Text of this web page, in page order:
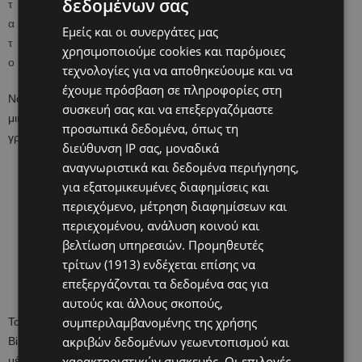
Νοσοκομείο της Καλιφόρνιας ανακοίνωσε τη γέννηση του πιο
μικρού μωρού παγκοσμίως, ενός κοριτσιού που ζύγιζε μόλις 245
γραμμάρια.
Το βρέφος, το οποίο το προσωπικό του νοσοκομείου Sharp Mary
Birch στο Σαν Ντιέγκο είχε ονομάσει Σέιμπι, πήγε σπίτι του στα
δεδομένων σας
Εμείς και οι συνεργάτες μας
χρησιμοποιούμε cookies και παρόμοιες
τεχνολογίες για να αποθηκεύουμε και να
έχουμε πρόσβαση σε πληροφορίες στη
συσκευή σας και να επεξεργαζόμαστε
προσωπικά δεδομένα, όπως τη
διεύθυνση IP σας, μοναδικά
αναγνωριστικά και δεδομένα περιήγησης,
για εξατομικευμένες διαφημίσεις και
περιεχόμενο, μέτρηση διαφημίσεων και
περιεχομένου, ανάλυση κοινού και
βελτίωση υπηρεσιών. Προμηθευτές
τρίτων (1913) ενδέχεται επίσης να
επεξεργάζονται τα δεδομένα σας για
αυτούς και άλλους σκοπούς,
συμπεριλαμβανομένης της χρήσης
ακριβών δεδομένων γεωεντοπισμού και